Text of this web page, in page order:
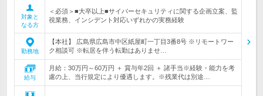
対象と
なる方
＜必須＞■大卒以上■サイバーセキュリティに関する企画立案、監
視業務、インシデント対応いずれかの実務経験
勤務地
【本社】 広島県広島市中区紙屋町一丁目3番8号 ※リモートワー
ク相談可 ※転居を伴う転勤はありませ…
給与
月給：30万円～60万円 ＋ 賞与年2回 ＋ 諸手当※経験・能力を考
慮の上、当行規定により優遇します。※残業代は別途…